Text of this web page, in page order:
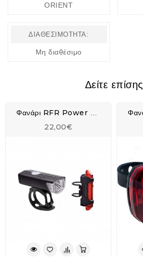
ORIENT
ΔΙΑΘΕΣΙΜΌΤΗΤΑ:
Μη διαθέσιμο
Δείτε επίσης
22,00€